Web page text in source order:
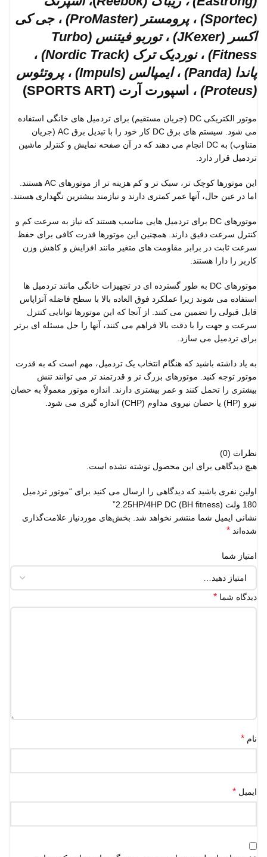
(
Sportec
) ،پرومستر (ProMaster
) ،جی کی
اکسر (JKexer
) ،توربو فیتنس (Turbo
Fitness
) ،نوردیک ترک (Nordic Track
) ،
پاندا (Panda
) ،ایمپالس (Impuls
) ،پروتئوس
(
Proteus
) ، اسپورت آرت (SPORTS ART)
موتور الکتریکی DC (جریان مستقیم) برای تردمیل های خانگی استفاده
می شود. سیستم های برق DC کار خود را با تبدیل برق AC (جریان
متناوب) به DC انجام می دهند که در آن صفحه نمایش و کنترلر ماشین
تردمیل قرار دارد.
این موتورها کوچک تر، سبک تر و کم هزینه تر از موتورهای AC هستند.
اما در عین حال، آنها عمر کمتری دارند و نیازمند بیشترین نگهداری هستند.
موتورهای DC برای تردمیل هایی مناسب هستند که نیاز به سرعت کم و
کنترل سرعت دقیق دارند. همچنین این موتورها قدرت کافی برای حفظ
سرعت ثابت در برابر مقاومت های متغیر مانند افزایش و کاهش وزن
کاربر را دارا هستند.
موتورهای DC به طور گسترده ای در تجهیزات خانگی مانند تردمیل ها
استفاده می شوند زیرا عملکرد فوق العاده بالا با سطح فاضله آنزاپاس
قابل قبولی را تضمین می کنند. از آنجا که این موتورها توانایی کنترل
سرعت و جهت را با دقت بالا فراهم می کنند، آنها را حل مسئله ای برتر
برای تردمیل می سازد.
به یاد داشته باشید که هنگام انتخاب یک تردمیل، مهم است که به قدرت
موتور توجه کنید. موتورهای بزرگ تر و قدرتمند تر می توانند تنش
بیشتری را تحمل کنند و عمر بیشتری دارند. اندازه موتور معمولاً به حصان
نیرو (HP) یا حصان نیروی مداوم (CHP) اندازه گیری می شود.
نظرات (0)
هیچ دیدگاهی برای این محصول نوشته نشده است.
اولین نفری باشید که دیدگاهی را ارسال می کنید برای “موتور تردمیل
180 ولت 2.25HP/4HP DC (BH fitness)”
نشانی ایمیل شما منتشر نخواهد شد.
بخش‌های موردنیاز علامت‌گذاری
شده‌اند *
امتیاز شما
دیدگاه شما *
نام *
ایمیل *